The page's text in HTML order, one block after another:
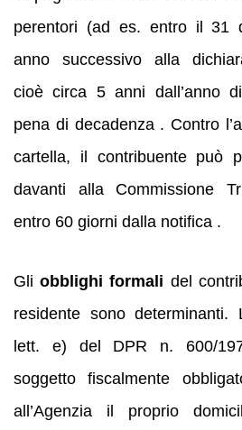
perentori (ad es. entro il 31
anno successivo alla
cioè circa 5 anni dall’anno
pena di decadenza . Contro
cartella, il contribuente può
davanti alla Commissione
entro 60 giorni dalla notifica .
Gliobblighi formali del
residente sono determinanti.
lett. e) del DPR n. 600/
soggetto fiscalmente
all’Agenzia il proprio